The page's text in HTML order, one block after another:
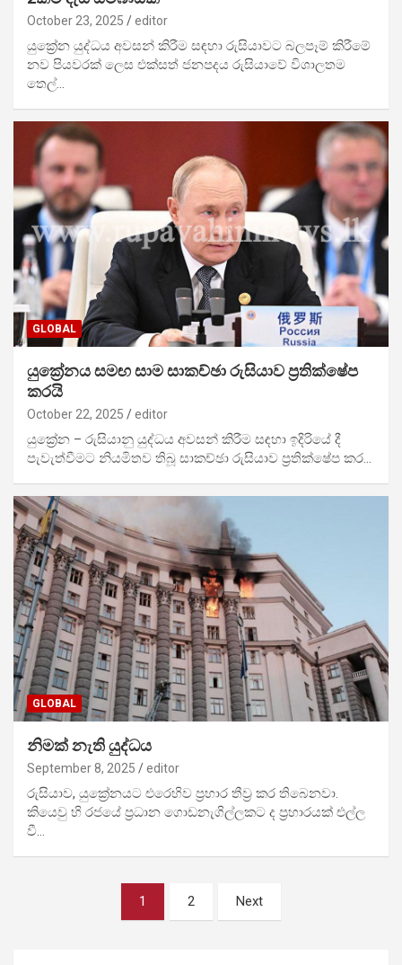
October 23, 2025 editor
යුක්‍රේන යුද්ධය අවසන් කිරීම සඳහා රුසියාවට බලපෑම් කිරීමේ
නව පියවරක් ලෙස එක්සත් ජනපදය රුසියාවේ විශාලතම
තෙල්…
GLOBAL
‍‍යුක්‍රේනය සමඟ සාම සාකච්ඡා රුසියාව ප්‍රතික්ෂේප
කරයි
October 22, 2025 editor
‍‍යුක්‍රේන – රුසියානු යුද්ධය අවසන් කිරීම සඳහා ඉදිරියේ දී
පැවැත්වීමට නියමිතව තිබූ සාකච්ඡා රුසියාව ප්‍රතික්ෂේප කර…
GLOBAL
නිමක් නැති යුද්ධය
September 8, 2025 editor
රුසියාව, යුක්‍රේනයට එරෙහිව ප්‍රහාර තීව්‍ර කර තිබෙනවා.
කියෙවු හි රජයේ ප්‍රධාන ‍ගොඩනැගිල්ලකට ද ප්‍රහාරයක් එල්ල
වී…
1 2 Next